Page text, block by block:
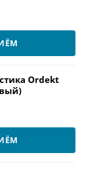
Ordekt